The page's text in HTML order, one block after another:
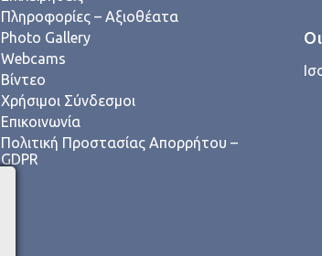
Πληροφορίες – Αξιοθέατα
Photo Gallery
Webcams
Βίντεο
Χρήσιμοι Σύνδεσμοι
Επικοινωνία
Πολιτική Προστασίας Απορρήτου –
GDPR